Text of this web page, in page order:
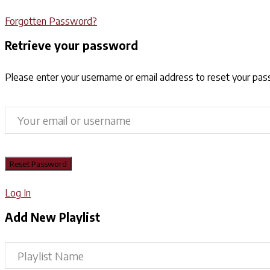
Forgotten Password?
Retrieve your password
Please enter your username or email address to reset your
Log In
Add New Playlist